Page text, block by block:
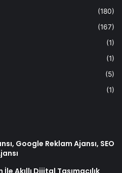
(180)
(167)
(1)
(1)
(5)
(1)
Google Reklam Ajansı, SEO
Akıllı Dijital Taşımacılık